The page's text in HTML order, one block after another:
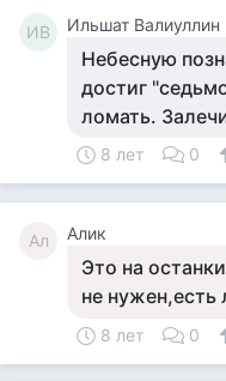
ИВ Ильшат Валиуллин
Небесную
достиг
ломать.
8 лет 0
Ал Алик
Это на
не нужен,есть
8 лет 0